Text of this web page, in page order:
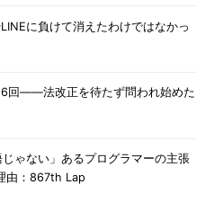
に負けて消えたわけではなかっ
回――法改正を待たず問われ始めた
じゃない」あるプログラマーの主張
由：867th Lap